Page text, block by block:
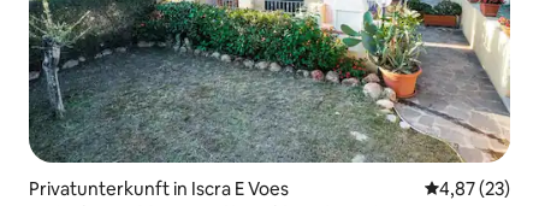
Privatunterkunft in Iscra E Voes
4,87 (23)